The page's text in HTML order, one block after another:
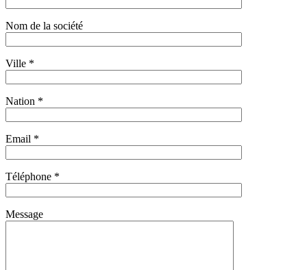
Nom de la société
Ville *
Nation *
Email *
Téléphone *
Message